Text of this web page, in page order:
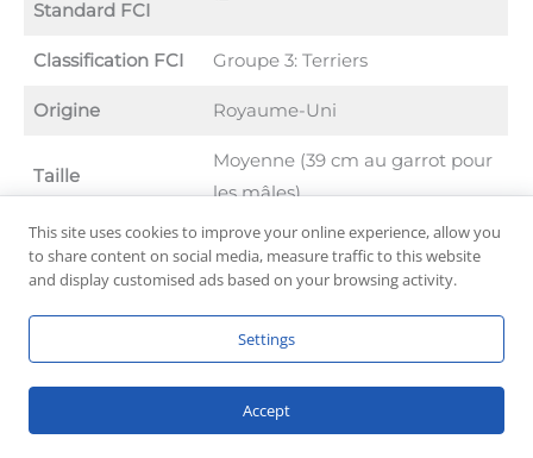
Standard FCI
Classification FCI Groupe 3: Terriers
Origine Royaume-Uni
Taille
Moyenne (39 cm au garrot pour
les mâles)
Poids Environ 7-9 kg
Espérance de vie Environ 13-14 ans
Blanc, avec des marques noires
Lisse, dur, brillant
This site uses cookies to improve your online experience, allow you
to share content on social media, measure traffic to this website
and display customised ads based on your browsing activity.
Settings
Accept